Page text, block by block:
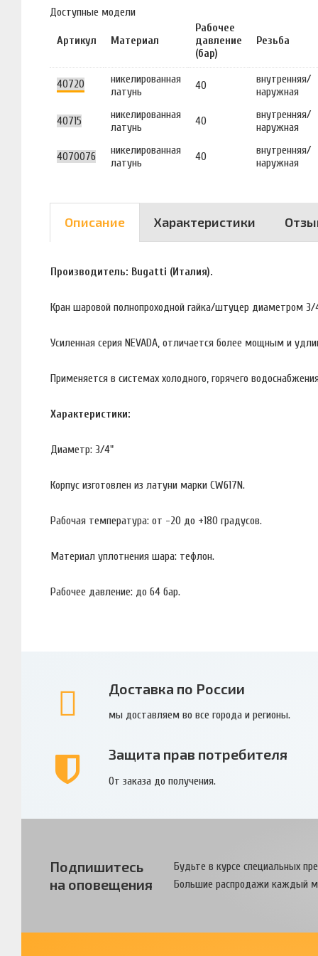
Доступные модели
Артикул Материал
Рабочее
давление
(бар)
Резьба
40720
никелированная
латунь
40
внутренняя/
наружная
40715
никелированная
латунь
40
внутренняя/
наружная
4070076
никелированная
латунь
40
внутренняя/
наружная
Описание Характеристики
Производитель: Bugatti (Италия).
Кран шаровой полнопроходной гайка/штуцер диаметром
Усиленная серия NEVADA, отличается более мощным и
Применяется в системах холодного, горячего
Характеристики:
Диаметр: 3/4"
Корпус изготовлен из латуни марки CW617N.
Рабочая температура: от -20 до +180 градусов.
Материал уплотнения шара: тефлон.
Рабочее давление: до 64 бар.
Доставка по России
мы доставляем во все города и регионы.
Защита прав потребителя
От заказа до получения.
Подпишитесь
на оповещения
Будьте в курсе специальных
Большие распродажи каждый